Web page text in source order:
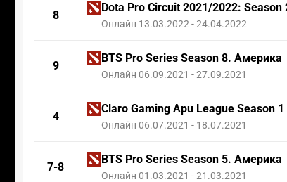
8
Dota Pro Circuit 2021/2022:
Онлайн 13.03.2022 - 24.04.2022
9
BTS Pro Series Season 8. Америка
Онлайн 06.09.2021 - 27.09.2021
4
Claro Gaming Apu League Season 1
Онлайн 06.07.2021 - 18.07.2021
7-8
BTS Pro Series Season 5. Америка
Онлайн 01.03.2021 - 21.03.2021